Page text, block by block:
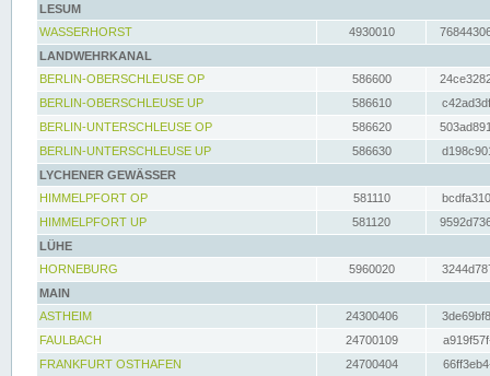
LESUM
WASSERHORST
4930010
LANDWEHRKANAL
BERLIN-OBERSCHLEUSE OP
586600
BERLIN-OBERSCHLEUSE UP
586610
BERLIN-UNTERSCHLEUSE OP
586620
BERLIN-UNTERSCHLEUSE UP
586630
LYCHENER GEWÄSSER
HIMMELPFORT OP
581110
HIMMELPFORT UP
581120
LÜHE
HORNEBURG
5960020
MAIN
ASTHEIM
24300406
FAULBACH
24700109
FRANKFURT OSTHAFEN
24700404